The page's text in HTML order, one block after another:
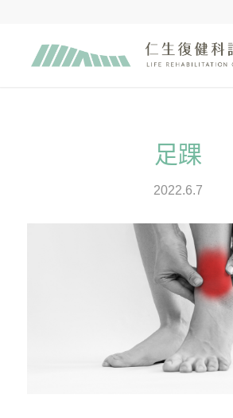
足踝
2022.6.7